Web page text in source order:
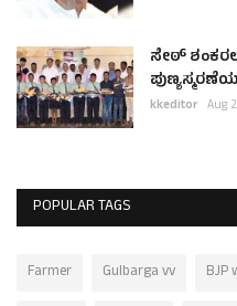
ಸೇಠ್
kkeditor Aug
POPULAR TAGS
Farmer Gulbarga vv BJP